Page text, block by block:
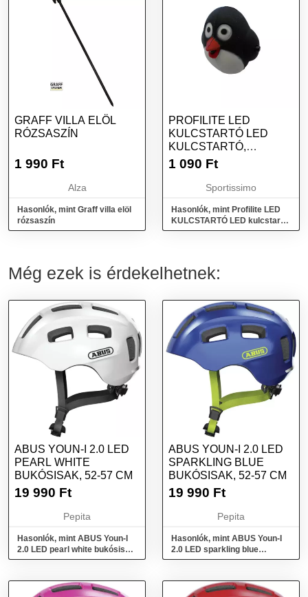
GRAFF VILLA ELÖL
RÓZSASZÍN
1 990 Ft
Alza
Hasonlók, mint Graff villa elöl
rózsaszín
PROFILITE LED
KULCSTARTÓ LED
KULCSTARTÓ,
FEKETE, MÉRET
1 090 Ft
Sportissimo
Hasonlók, mint Profilite LED
KULCSTARTÓ LED kulcstartó,
fekete, méret
Még ezek is érdekelhetnek:
ABUS YOUN-I 2.0 LED
PEARL WHITE
BUKÓSISAK, 52-57 CM
19 990 Ft
Pepita
Hasonlók, mint ABUS Youn-I
2.0 LED pearl white bukósisak,
52-57 cm
ABUS YOUN-I 2.0 LED
SPARKLING BLUE
BUKÓSISAK, 52-57 CM
19 990 Ft
Pepita
Hasonlók, mint ABUS Youn-I
2.0 LED sparkling blue
bukósisak, 52-57 cm